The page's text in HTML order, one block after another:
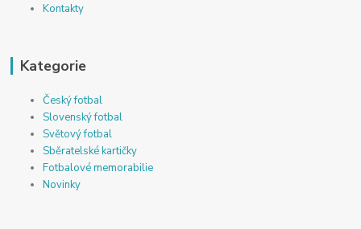
Kontakty
Kategorie
Český fotbal
Slovenský fotbal
Světový fotbal
Sběratelské kartičky
Fotbalové memorabilie
Novinky